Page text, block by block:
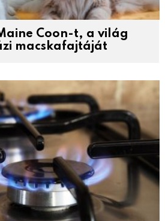
Coon-t, a világ
macskafajtáját